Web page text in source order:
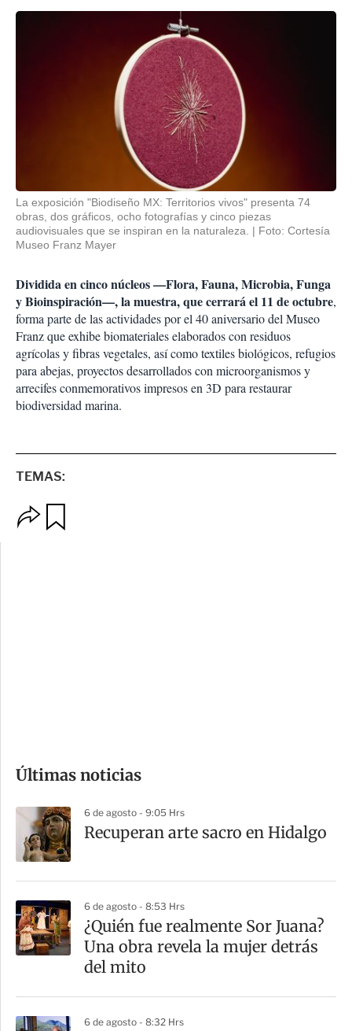
La exposición "Biodiseño MX: Territorios vivos" presenta 74
obras, dos gráficos, ocho fotografías y cinco piezas
audiovisuales que se inspiran en la naturaleza.
Foto: Cortesía
Museo Franz Mayer
Dividida en cinco núcleos —Flora, Fauna, Microbia, Funga
y Bioinspiración—, la muestra, que cerrará el 11 de octubre,
forma parte de las actividades por el 40 aniversario del Museo
Franz que exhibe biomateriales elaborados con residuos
agrícolas y fibras vegetales, así como textiles biológicos, refugios
para abejas, proyectos desarrollados con microorganismos y
arrecifes conmemorativos impresos en 3D para restaurar
biodiversidad marina.
TEMAS:
m
a
r
t
r
Últimas noticias
6 de agosto - 9:05 Hrs
Recuperan arte sacro en Hidalgo
6 de agosto - 8:53 Hrs
¿Quién fue realmente Sor Juana?
Una obra revela la mujer detrás
del mito
6 de agosto - 8:32 Hrs